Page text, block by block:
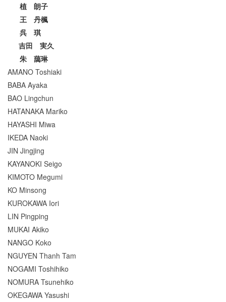
植 朗子
王 丹楓
呉 琪
吉田 実久
朱 藹琳
AMANO Toshiaki
BABA Ayaka
BAO Lingchun
HATANAKA Mariko
HAYASHI Miwa
IKEDA Naoki
JIN Jingjing
KAYANOKI Seigo
KIMOTO Megumi
KO Minsong
KUROKAWA Iori
LIN Pingping
MUKAI Akiko
NANGO Koko
NGUYEN Thanh Tam
NOGAMI Toshihiko
NOMURA Tsunehiko
OKEGAWA Yasushi